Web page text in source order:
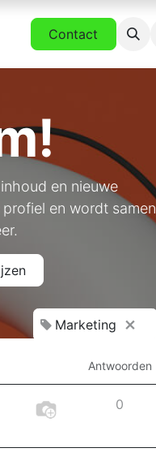
Contact
en nieuwe
en wordt samen
Marketing
Antwoorden
0